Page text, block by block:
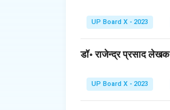
Download
UP Board X - 2023
डॉ॰ राजेन्द्र प्रसाद
UP Board X - 2023